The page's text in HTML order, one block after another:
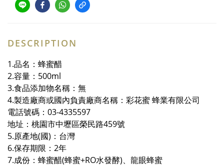
DESCRIPTION
1.品名：蜂蜜醋
2.容量：500ml
3.食品添加物名稱：無
4.製造廠商或國內負責廠商名稱：彩花蜜 蜂業有限公司
電話號碼：03-4335597
地址： 桃園市中壢區榮民路459號
5.原產地(國)：台灣
6.保存期限：2年
7.成份： 蜂蜜醋(蜂蜜+RO水發酵)、龍眼蜂蜜